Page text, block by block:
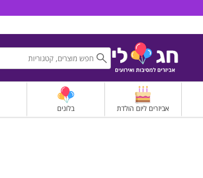
אביזרים ליום הולדת בלונים